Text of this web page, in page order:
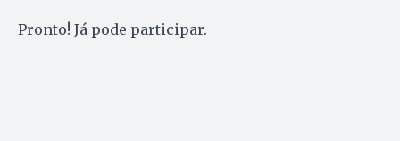
Pronto! Já pode participar.